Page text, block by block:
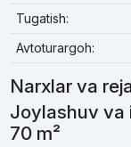
Tugatish:
Avtoturargoh:
Narxlar va
Joylashuv va
70 m²